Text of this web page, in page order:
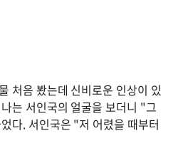
처음 봤는데 신비로운 인상이 있
는 서인국의 얼굴을 보더니 "그
다. 서인국은 "저 어렸을 때부터